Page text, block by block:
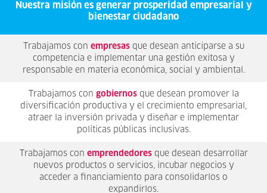
Nuestra misión es generar prosperidad empresarial y
bienestar ciudadano
Trabajamos con empresasque desean anticiparse a su
competencia e implementar una gestión exitosa y
responsable en materia económica, social y ambiental.
Trabajamos con gobiernosque desean promover la
diversificación productiva y el crecimiento empresarial,
atraer la inversión privada y diseñar e implementar
políticas públicas inclusivas.
Trabajamos con emprendedoresque desean desarrollar
nuevos productos o servicios, incubar negocios y
acceder a financiamiento para consolidarlos o
expandirlos.